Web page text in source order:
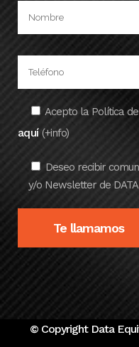
Acepto la Política
aquí (+info)
Deseo recibir
y/o Newsletter de DATA
© Copyright Data